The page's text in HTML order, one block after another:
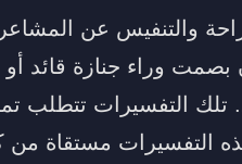
والتنفيس عن
وراء جنازة قائد أو
تلك التفسيرات تتطلب
التفسيرات مستقاة من